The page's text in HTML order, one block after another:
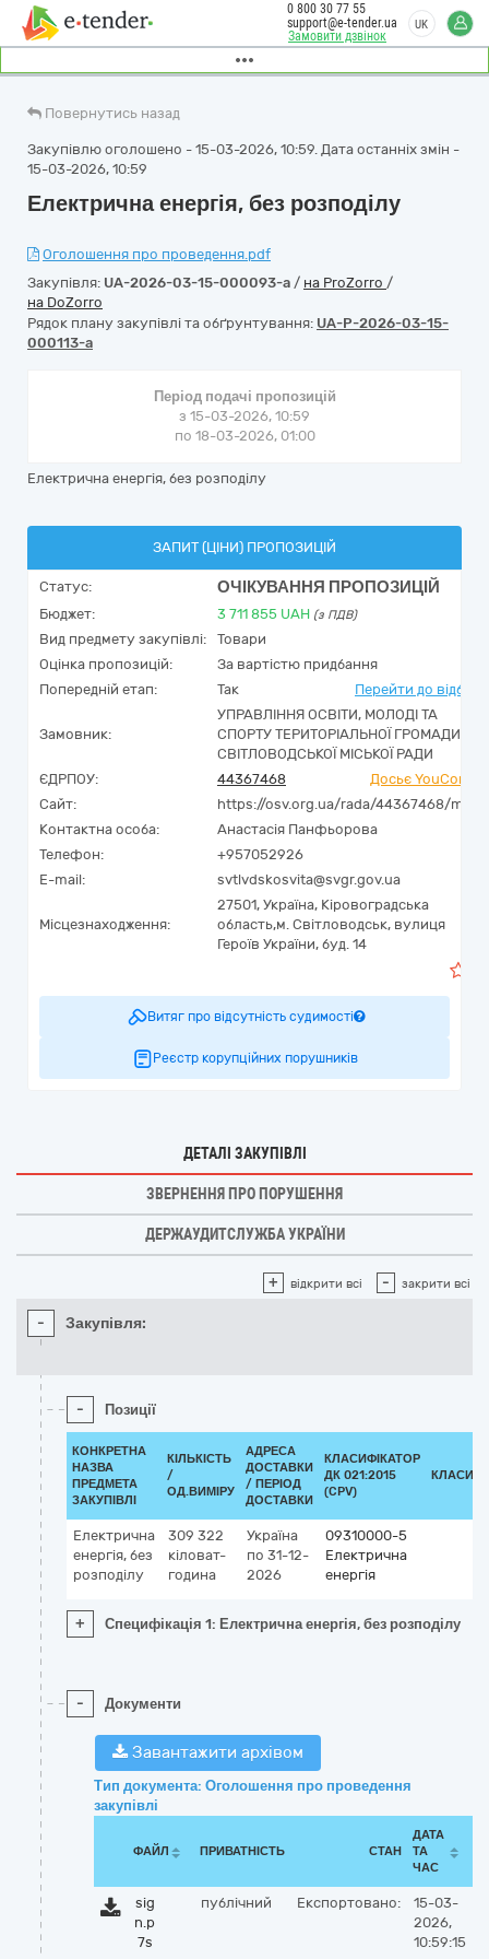
Замовити дзвінок
0 800 30 77 55
support@e-tender.ua
UK
Повернутись назад
Закупівлю оголошено - 15-03-2026, 10:59. Дата останніх змін -
15-03-2026, 10:59
Електрична енергія, без розподілу
Оголошення про проведення.pdf
Закупівля: UA-2026-03-15-000093-a / на ProZorro /
на DoZorro
Рядок плану закупівлі та обґрунтування: UA-P-2026-03-15-
000113-a
Період подачі пропозицій
з 15-03-2026, 10:59
по 18-03-2026, 01:00
Електрична енергія, без розподілу
ЗАПИТ (ЦІНИ) ПРОПОЗИЦІЙ
Статус: ОЧІКУВАННЯ ПРОПОЗИЦІЙ
Бюджет: 3 711 855 UAH (з ПДВ)
Вид предмету закупівлі:
Товари
Оцінка пропозицій:
За вартістю придбання
Попередній етап:
Так Перейти до відбору
Замовник:
УПРАВЛІННЯ ОСВІТИ, МОЛОДІ ТА
СПОРТУ ТЕРИТОРІАЛЬНОЇ ГРОМАДИ
СВІТЛОВОДСЬКОЇ МІСЬКОЇ РАДИ
ЄДРПОУ:
44367468
Досьє YouControl
Сайт:
https://osv.org.ua/rada/44367468/main/
Контактна особа:
Анастасія Панфьорова
Телефон:
+957052926
E-mail:
svtlvdskosvita@svgr.gov.ua
Місцезнаходження:
27501, Україна, Кіровоградська
область,м. Світловодськ, вулиця
Героїв України, буд. 14
Витяг про відсутність судимості
Реєстр корупційних порушників
ДЕТАЛІ ЗАКУПІВЛІ
ЗВЕРНЕННЯ ПРО ПОРУШЕННЯ
ДЕРЖАУДИТСЛУЖБА УКРАЇНИ
+ відкрити всі - закрити всі
- Закупівля:
- Позиції
КОНКРЕТНА
НАЗВА
ПРЕДМЕТА
ЗАКУПІВЛІ
КІЛЬКІСТЬ
/
ОД.ВИМІРУ
АДРЕСА
ДОСТАВКИ
/ ПЕРІОД
ДОСТАВКИ
КЛАСИФІКАТОР
ДК 021:2015
(CPV)
Електрична
енергія, без
розподілу
309 322
кіловат-
година
Україна
по 31-12-
2026
09310000-5
Електрична
енергія
+ Специфікація 1: Електрична енергія, без розподілу
- Документи
Завантажити архівом
Тип документа: Оголошення про проведення
закупівлі
ФАЙЛ ПРИВАТНІСТЬ СТАН
ДАТА
ТА
ЧАС
sig
n.p
7s
публічний Експортовано:
15-03-
2026,
10:59:15